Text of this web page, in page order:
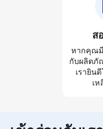
ส
หากคุณมี
กับผลิตภั
เรายิน
เห